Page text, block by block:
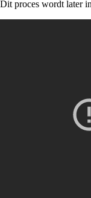
Dit proces wordt later